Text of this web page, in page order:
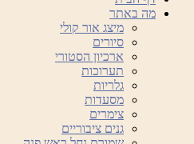
מה באתר
מיצג אור קולי
סיורים
ארכיון הסטורי
תערוכות
גלריות
מסעדות
צימרים
גנים ציבוריים